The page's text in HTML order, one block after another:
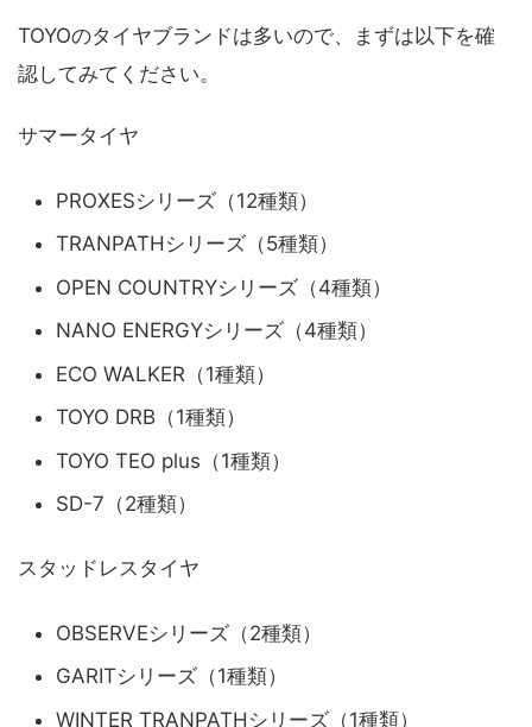
TOYOのタイヤブランドは多いので、まずは以下を確
認してみてください。
サマータイヤ
PROXESシリーズ（12種類）
TRANPATHシリーズ（5種類）
OPEN COUNTRYシリーズ（4種類）
NANO ENERGYシリーズ（4種類）
ECO WALKER（1種類）
TOYO DRB（1種類）
TOYO TEO plus（1種類）
SD-7（2種類）
スタッドレスタイヤ
OBSERVEシリーズ（2種類）
GARITシリーズ（1種類）
WINTER TRANPATHシリーズ（1種類）